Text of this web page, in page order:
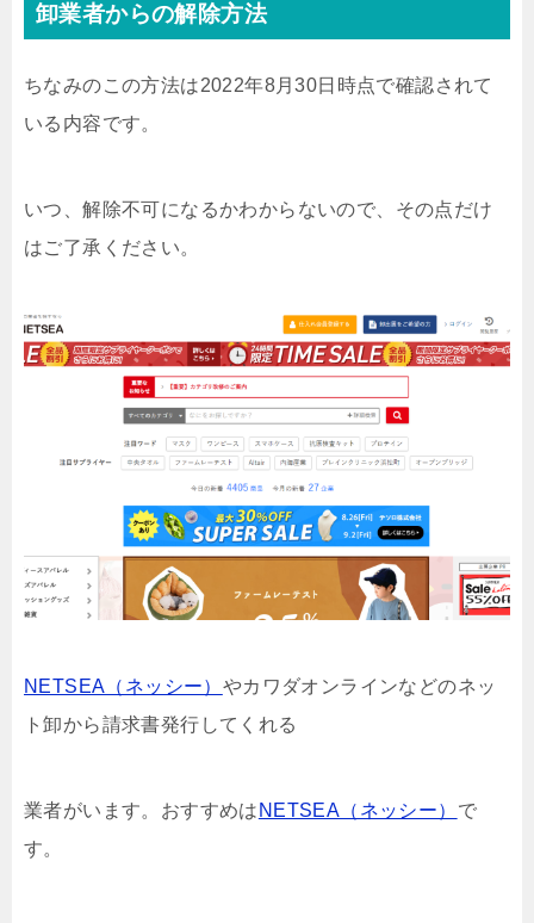
卸業者からの解除方法
ちなみのこの方法は2022年8月30日時点で確認されて
いる内容です。
いつ、解除不可になるかわからないので、その点だけ
はご了承ください。
NETSEA（ネッシー） やカワダオンラインなどのネッ
ト卸から請求書発行してくれる
業者がいます。おすすめは NETSEA（ネッシー） で
す。